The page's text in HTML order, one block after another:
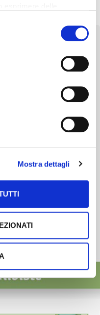
SELEZIONATI.
Mostra dettagli
qualità. Tagliato sulle tue